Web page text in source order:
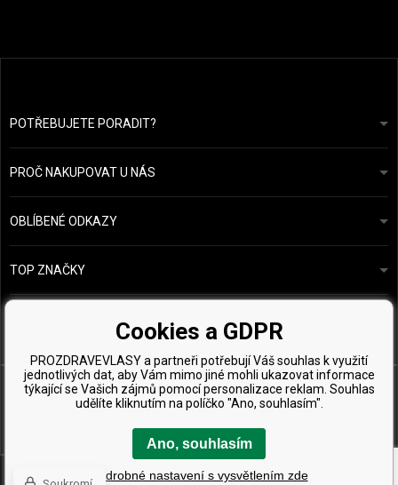
POTŘEBUJETE PORADIT?info@prozdravevlasy.cz
Odpovíme do 24 hodin.
PROČ NAKUPOVAT U NÁS
Obchodní podmínky
Ochrana osobních údajů
Přehled plateb a dopravy
OBLÍBENÉ ODKAZY
Náš příběh
TOP ZNAČKY
Kérastase
Paul Mitchell
Wella Professionals
Copyright © 2026 ProZdravéVlasy.cz, Všechny práva vyhrazena
Cookies a GDPR
PROZDRAVEVLASY a partneři potřebují Váš souhlas k využití
jednotlivých dat, aby Vám mimo jiné mohli ukazovat informace
týkající se Vašich zájmů pomocí personalizace reklam. Souhlas
udělíte kliknutím na políčko "Ano, souhlasím".
Ano, souhlasím
Podrobné nastavení s vysvětlením zde